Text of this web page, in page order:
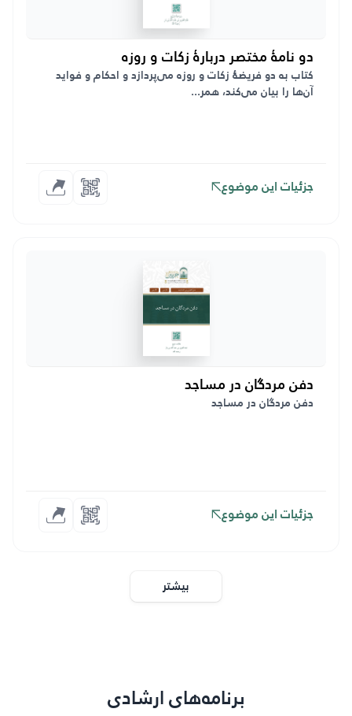
دو نامهٔ مختصر دربارهٔ زکات و روزه
کتاب به دو فریضۀ زکات و روزه می‌پردازد و احکام و فواید
آن‌ها را بیان می‌کند، همر...
جزئیات این موضوع
دفن مردگان در مساجد
دفن مردگان در مساجد
جزئیات این موضوع
بیشتر
برنامه‌های ارشادی